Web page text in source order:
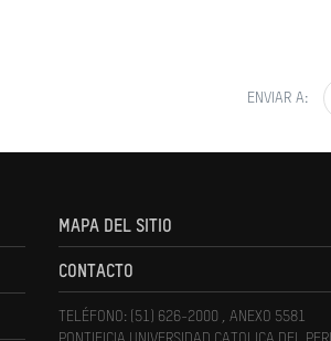
ENVIAR A:
MAPA DEL SITIO
CONTACTO
TELÉFONO: (51) 626-2000 , ANEXO 5581